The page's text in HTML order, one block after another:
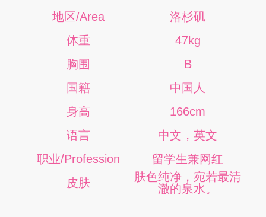
地区/Area
洛杉矶
体重
47kg
胸围
B
国籍
中国人
身高
166cm
语言
中文，英文
职业/Profession
留学生兼网红
皮肤
肤色纯净，宛若最清
澈的泉水。